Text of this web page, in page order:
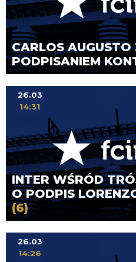
CARLOS
PODPISANIEM
INTER WŚRÓD
O PODPIS
(6)
26.03
14:31
26.03
14:26